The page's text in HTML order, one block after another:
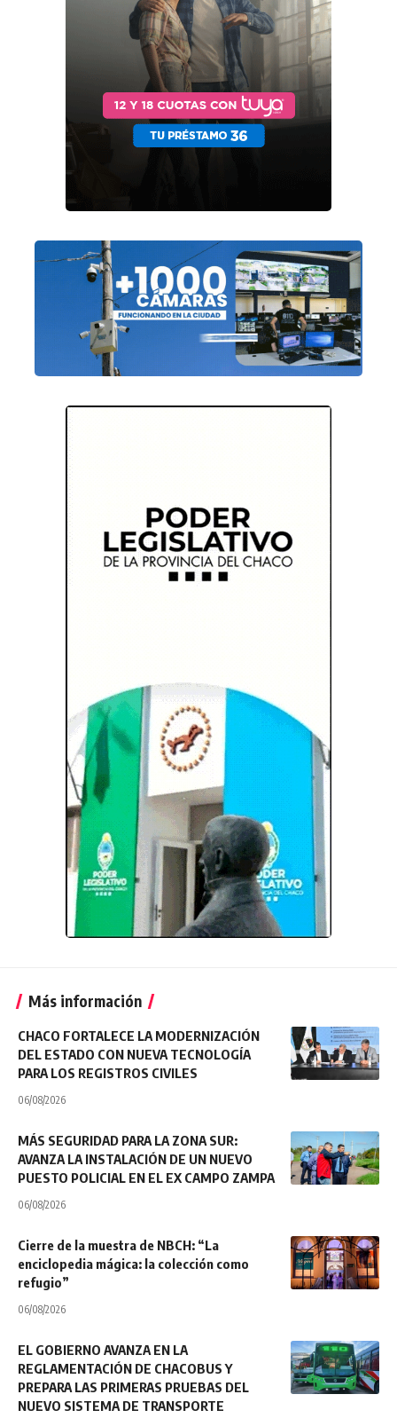
Más información
CHACO FORTALECE LA MODERNIZACIÓN
DEL ESTADO CON NUEVA TECNOLOGÍA
PARA LOS REGISTROS CIVILES
06/08/2026
MÁS SEGURIDAD PARA LA ZONA SUR:
AVANZA LA INSTALACIÓN DE UN NUEVO
PUESTO POLICIAL EN EL EX CAMPO ZAMPA
06/08/2026
Cierre de la muestra de NBCH: “La
enciclopedia mágica: la colección como
refugio”
06/08/2026
EL GOBIERNO AVANZA EN LA
REGLAMENTACIÓN DE CHACOBUS Y
PREPARA LAS PRIMERAS PRUEBAS DEL
NUEVO SISTEMA DE TRANSPORTE